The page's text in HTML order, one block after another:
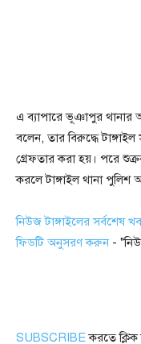
এ ব্যাপারে ভূঞাপুর থানার
বলেন, তার বিরুদ্ধে
গ্রেফতার করা হয়। পরে
করলে টাঙ্গাইল থানা পুলিশ
নিউজ টাঙ্গাইলের
ফিডটি অনুসরণ করুন -
SUBSCRIBEকরতে